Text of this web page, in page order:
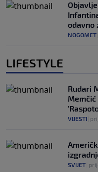
odavno
NOGOMET
LIFESTYLE
Rudari
VIJESTI
SVIJET